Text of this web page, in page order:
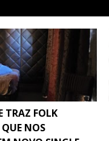
TRAZ FOLK
NOS